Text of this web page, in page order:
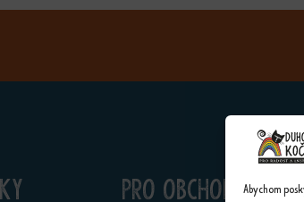
Abychom
Pro obchodníky